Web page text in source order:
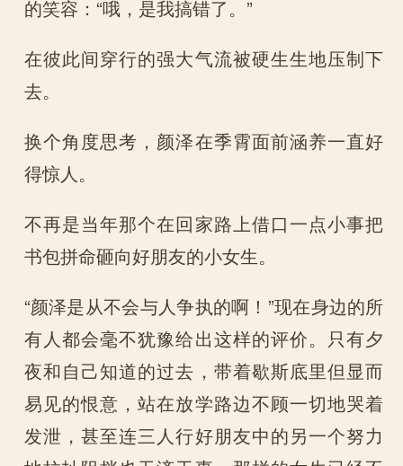
的笑容：“哦，是我搞错了。”
在彼此间穿行的强大气流被硬生生地压制下
去。
换个角度思考，颜泽在季霄面前涵养一直好
得惊人。
不再是当年那个在回家路上借口一点小事把
书包拼命砸向好朋友的小女生。
“颜泽是从不会与人争执的啊！”现在身边的所
有人都会毫不犹豫给出这样的评价。只有夕
夜和自己知道的过去，带着歇斯底里但显而
易见的恨意，站在放学路边不顾一切地哭着
发泄，甚至连三人行好朋友中的另一个努力